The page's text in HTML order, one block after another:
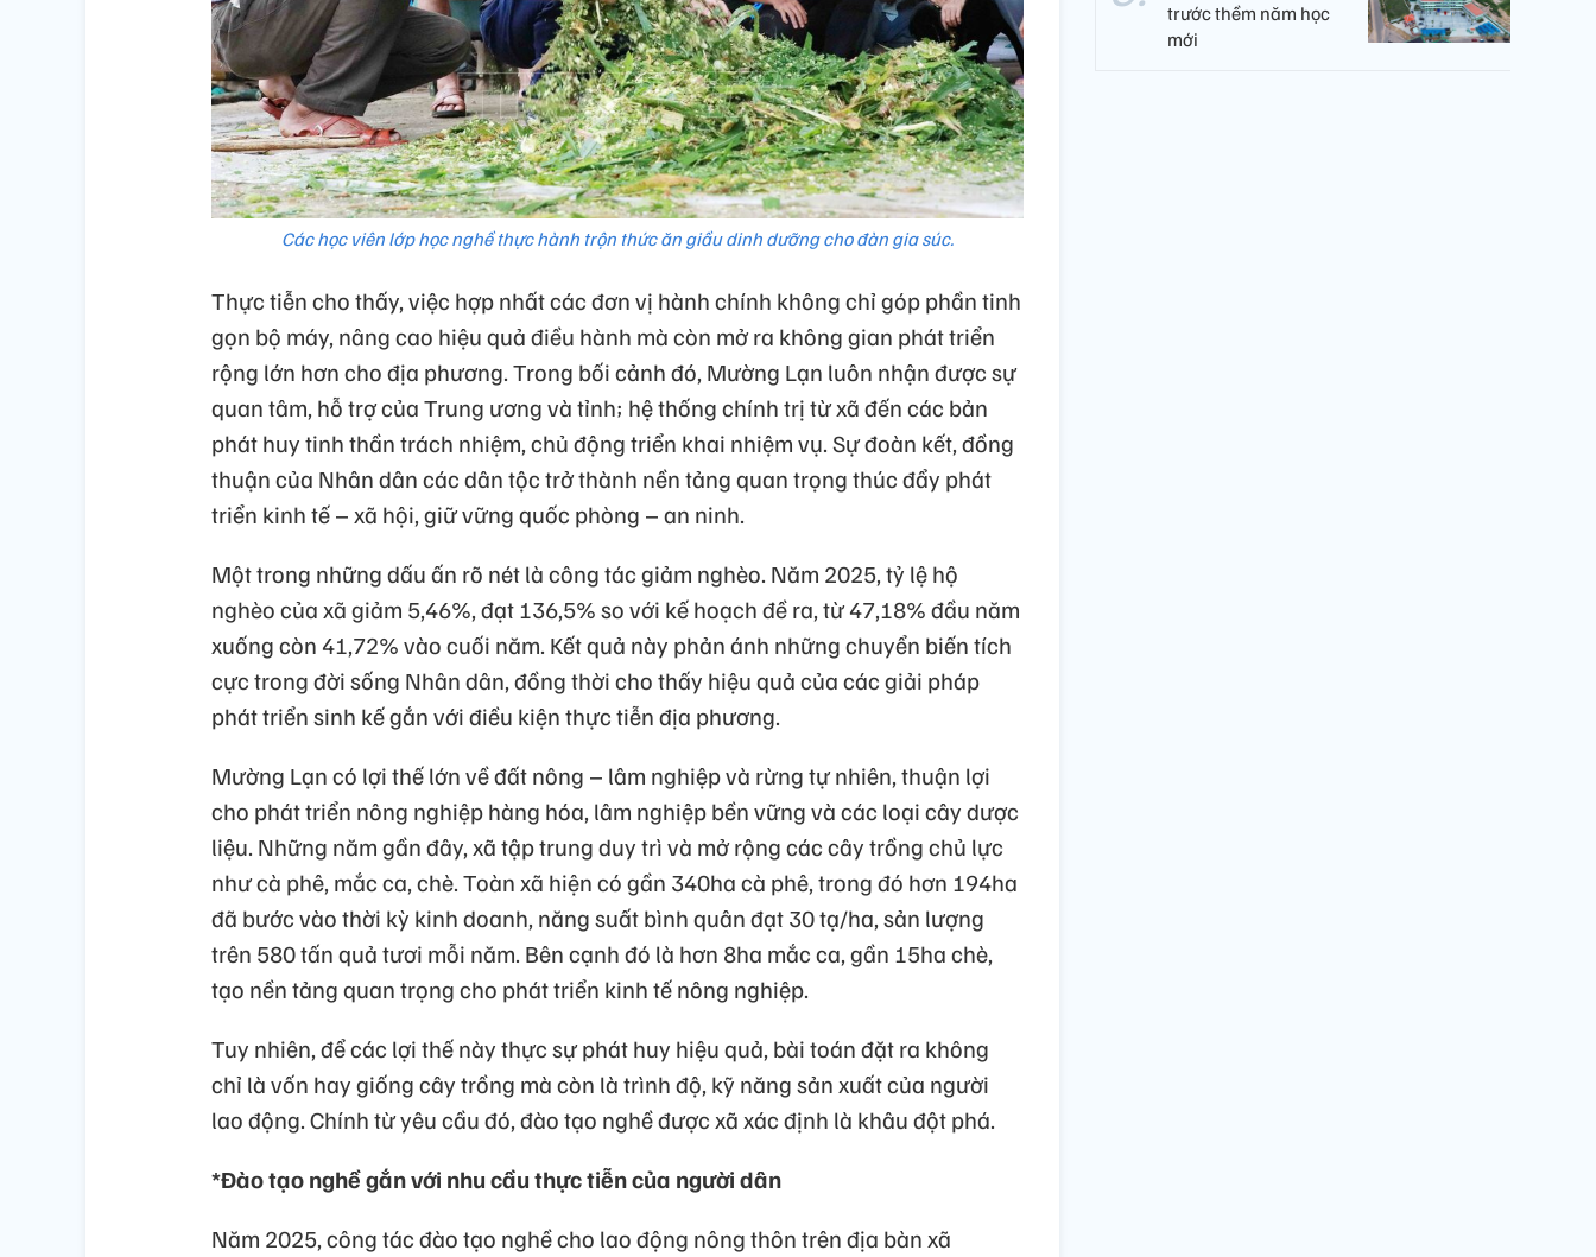
Các học viên lớp học nghề thực hành trộn thức ăn giầu dinh dưỡng cho đàn gia súc.
Thực tiễn cho thấy, việc hợp nhất các đơn vị hành chính không chỉ góp phần tinh
gọn bộ máy, nâng cao hiệu quả điều hành mà còn mở ra không gian phát triển
rộng lớn hơn cho địa phương. Trong bối cảnh đó, Mường Lạn luôn nhận được sự
quan tâm, hỗ trợ của Trung ương và tỉnh; hệ thống chính trị từ xã đến các bản
phát huy tinh thần trách nhiệm, chủ động triển khai nhiệm vụ. Sự đoàn kết, đồng
thuận của Nhân dân các dân tộc trở thành nền tảng quan trọng thúc đẩy phát
triển kinh tế – xã hội, giữ vững quốc phòng – an ninh.
Một trong những dấu ấn rõ nét là công tác giảm nghèo. Năm 2025, tỷ lệ hộ
nghèo của xã giảm 5,46%, đạt 136,5% so với kế hoạch đề ra, từ 47,18% đầu năm
xuống còn 41,72% vào cuối năm. Kết quả này phản ánh những chuyển biến tích
cực trong đời sống Nhân dân, đồng thời cho thấy hiệu quả của các giải pháp
phát triển sinh kế gắn với điều kiện thực tiễn địa phương.
Mường Lạn có lợi thế lớn về đất nông – lâm nghiệp và rừng tự nhiên, thuận lợi
cho phát triển nông nghiệp hàng hóa, lâm nghiệp bền vững và các loại cây dược
liệu. Những năm gần đây, xã tập trung duy trì và mở rộng các cây trồng chủ lực
như cà phê, mắc ca, chè. Toàn xã hiện có gần 340ha cà phê, trong đó hơn 194ha
đã bước vào thời kỳ kinh doanh, năng suất bình quân đạt 30 tạ/ha, sản lượng
trên 580 tấn quả tươi mỗi năm. Bên cạnh đó là hơn 8ha mắc ca, gần 15ha chè,
tạo nền tảng quan trọng cho phát triển kinh tế nông nghiệp.
Tuy nhiên, để các lợi thế này thực sự phát huy hiệu quả, bài toán đặt ra không
chỉ là vốn hay giống cây trồng mà còn là trình độ, kỹ năng sản xuất của người
lao động. Chính từ yêu cầu đó, đào tạo nghề được xã xác định là khâu đột phá.
*Đào tạo nghề gắn với nhu cầu thực tiễn của người dân
Năm 2025, công tác đào tạo nghề cho lao động nông thôn trên địa bàn xã
trước thềm năm học
mới